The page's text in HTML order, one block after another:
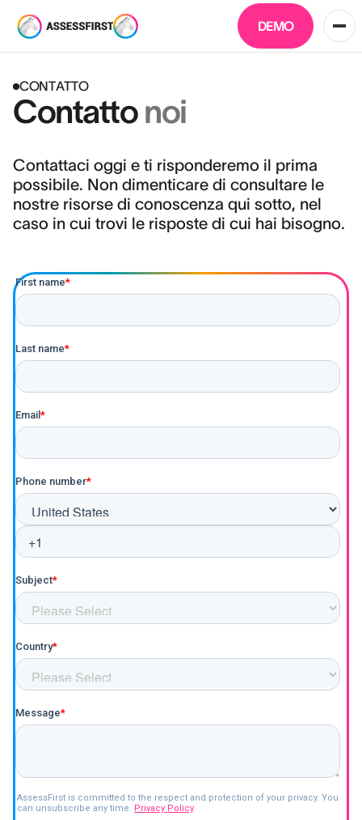
DEMO
CONTATTO
Contattonoi
Contattaci oggi e ti risponderemo il prima
possibile. Non dimenticare di consultare le
nostre risorse di conoscenza qui sotto, nel
caso in cui trovi le risposte di cui hai bisogno.